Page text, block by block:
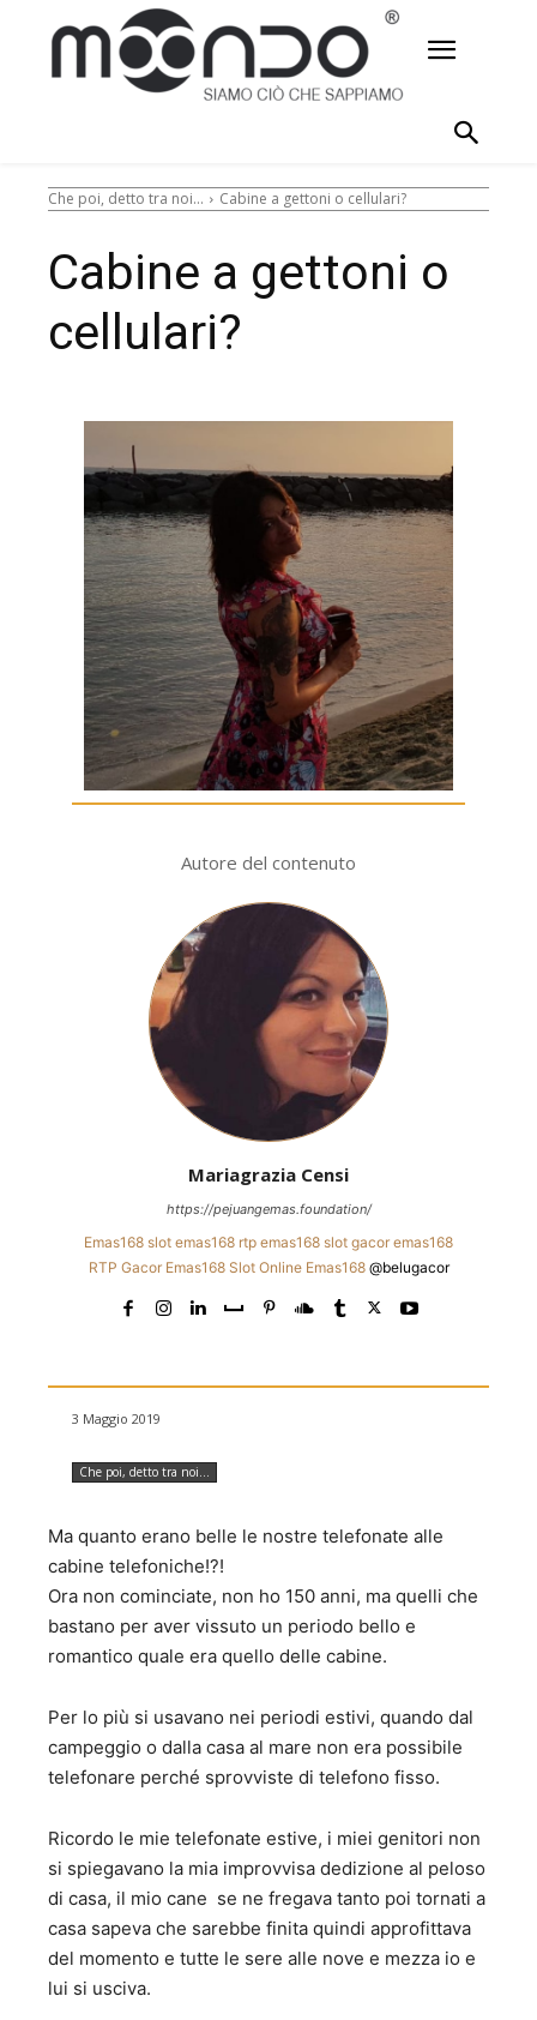
Che poi, detto tra noi... Cabine a gettoni o cellulari?
Cabine a gettoni o
cellulari?
Autore del contenuto
Mariagrazia Censi
https://pejuangemas.foundation/
Emas168 slot emas168 rtp emas168 slot gacor emas168
RTP Gacor Emas168 Slot Online Emas168@belugacor
3 Maggio 2019
Che poi, detto tra noi...
Ma quanto erano belle le nostre telefonate alle
cabine telefoniche!?!
Ora non cominciate, non ho 150 anni, ma quelli che
bastano per aver vissuto un periodo bello e
romantico quale era quello delle cabine.
Per lo più si usavano nei periodi estivi, quando dal
campeggio o dalla casa al mare non era possibile
telefonare perché sprovviste di telefono fisso.
Ricordo le mie telefonate estive, i miei genitori non
si spiegavano la mia improvvisa dedizione al peloso
di casa, il mio cane se ne fregava tanto poi tornati a
casa sapeva che sarebbe finita quindi approfittava
del momento e tutte le sere alle nove e mezza io e
lui si usciva.